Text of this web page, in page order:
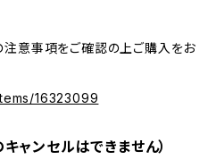
注意事項をご確認の上ご購入をお
16323099
ャンセルはできません）